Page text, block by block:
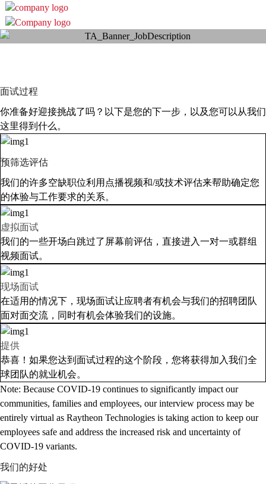
面试过程
你准备好迎接挑战了吗？以下是您的下一步，以及您可以从我们
这里得到什么。
预筛选评估
我们的许多空缺职位利用点播视频和/或技术评估来帮助确定您
的体验与工作要求的关系。
虚拟面试
我们的一些开场白跳过了屏幕前评估，直接进入一对一或群组
视频面试。
现场面试
在适用的情况下，现场面试让应聘者有机会与我们的招聘团队
面对面交流，同时有机会体验我们的设施。
提供
恭喜！如果您达到面试过程的这个阶段，您将获得加入我们全
球团队的就业机会。
Note: Because COVID-19 continues to significantly impact our
communities, families and employees, our interview process may be
entirely virtual as Raytheon Technologies is taking action to keep our
employees safe and address the increased risk and uncertainty of
COVID-19 variants.
我们的好处